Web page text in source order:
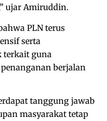
ujar Amiruddin.
PLN terus
serta
terkait guna
berjalan
tanggung jawab
masyarakat tetap